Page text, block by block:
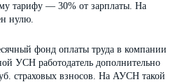
тарифу — 30% от зарплаты. На
нулю.
фонд оплаты труда в компании
УСН работодатель дополнительно
страховых взносов. На АУСН такой